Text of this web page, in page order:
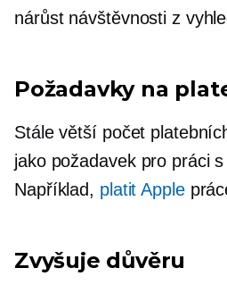
nárůst návštěvnosti z
Požadavky na
Stále větší počet
jako požadavek pro práci s
Například, platit Apple
Zvyšuje důvěru